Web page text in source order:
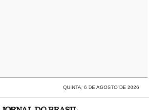
QUINTA, 6 DE AGOSTO DE 2026